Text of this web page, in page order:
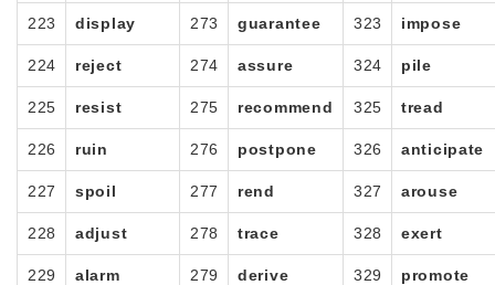
223 display 273 guarantee 323 impose
224 reject 274 assure 324 pile
225 resist 275 recommend 325 tread
226 ruin 276 postpone 326 anticipate
227 spoil 277 rend 327 arouse
228 adjust 278 trace 328 exert
229 alarm 279 derive 329 promote